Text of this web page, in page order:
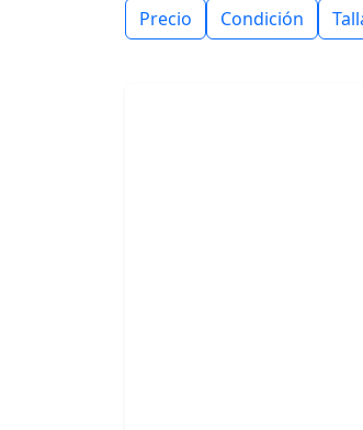
Precio Condición